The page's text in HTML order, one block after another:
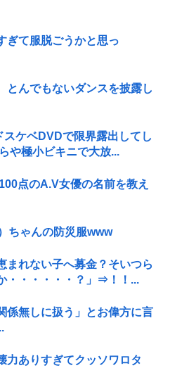
ぎて服脱ごうかと思っ
とんでもないダンスを披露し
ケベDVDで限界露出してし
や極小ビキニで大放...
点のA.V女優の名前を教え
ちゃんの防災服www
まれない子へ募金？そいつら
・・・・・・？」⇒！！...
係無しに扱う」とお偉方に言
力ありすぎてクッソワロタ